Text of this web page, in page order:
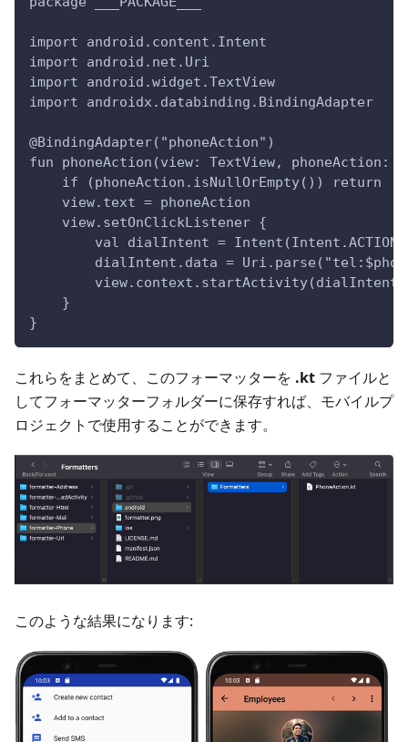
import android.content.Intent
import android.net.Uri
import android.widget.TextView
import androidx.databinding.BindingAdapter
@BindingAdapter("phoneAction")
fun phoneAction(view: TextView, phoneAction:
    if (phoneAction.isNullOrEmpty()) return
    view.text = phoneAction
    view.setOnClickListener {
val dialIntent =
dialIntent.data =
        view.context.startActivity(dialIntent)
    }
}
これらをまとめて、このフォーマッターを .kt ファイルと
してフォーマッターフォルダーに保存すれば、モバイルプ
ロジェクトで使用することができます。
このような結果になります: